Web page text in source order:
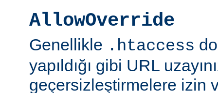
AllowOverride
Genellikle .htaccess
yapıldığı gibi URL
geçersizleştirmelere izin